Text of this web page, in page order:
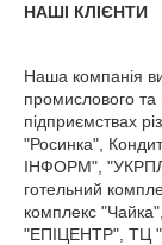
НАШІ КЛІЄНТИ
Наша компанія
промислового та
підприємствах
"Росинка",
ІНФОРМ",
готельний
комплекс
"ЕПІЦЕНТР", ТЦ